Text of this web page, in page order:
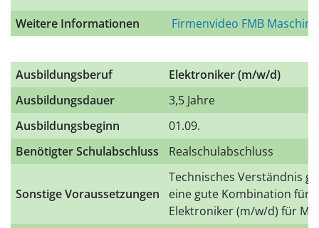
Weitere Informationen Firmenvideo FMB
Ausbildungsberuf
Elektroniker (m/w/d)
Ausbildungsdauer
3,5 Jahre
Ausbildungsbeginn
01.09.
Benötigter Schulabschluss
Realschulabschluss
Sonstige Voraussetzungen
Technisches Verständnis
eine gute Kombination für
Elektroniker (m/w/d) für